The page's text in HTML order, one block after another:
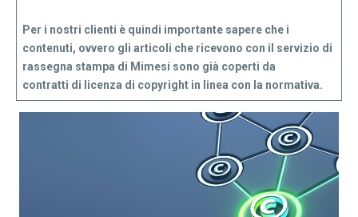
Per i nostri clienti è quindi importante sapere che i
contenuti, ovvero gli articoli che ricevono con il servizio di
rassegna stampa di Mimesi sono già coperti da
contratti di licenza di copyright in linea con la normativa.